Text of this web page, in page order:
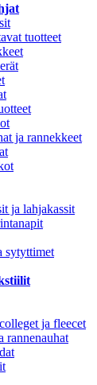
tuotteet
ja rannekkeet
ja lahjakassit
sytyttimet
ja fleecet
rannenauhat